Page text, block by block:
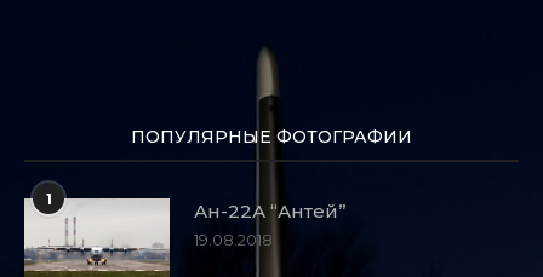
ПОПУЛЯРНЫЕ ФОТОГРАФИИ
1
Ан-22А “Антей”
19.08.2018